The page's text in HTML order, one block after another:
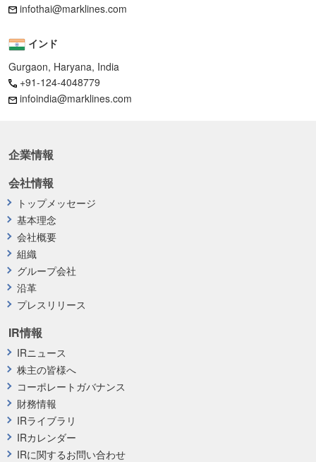
infothai@marklines.com
インド
Gurgaon, Haryana, India
+91-124-4048779
infoindia@marklines.com
企業情報
会社情報
トップメッセージ
基本理念
会社概要
組織
グループ会社
沿革
プレスリリース
IR情報
IRニュース
株主の皆様へ
コーポレートガバナンス
財務情報
IRライブラリ
IRカレンダー
IRに関するお問い合わせ